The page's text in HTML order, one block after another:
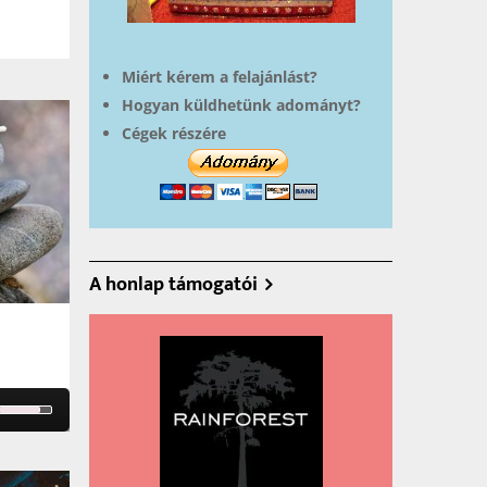
Miért kérem a felajánlást?
Hogyan küldhetünk adományt?
Cégek részére
A honlap támogatói